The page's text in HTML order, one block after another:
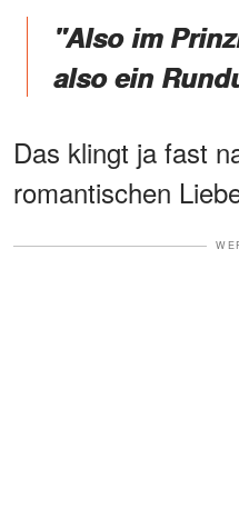
"Also im
also ein
Das klingt ja fast
romantischen